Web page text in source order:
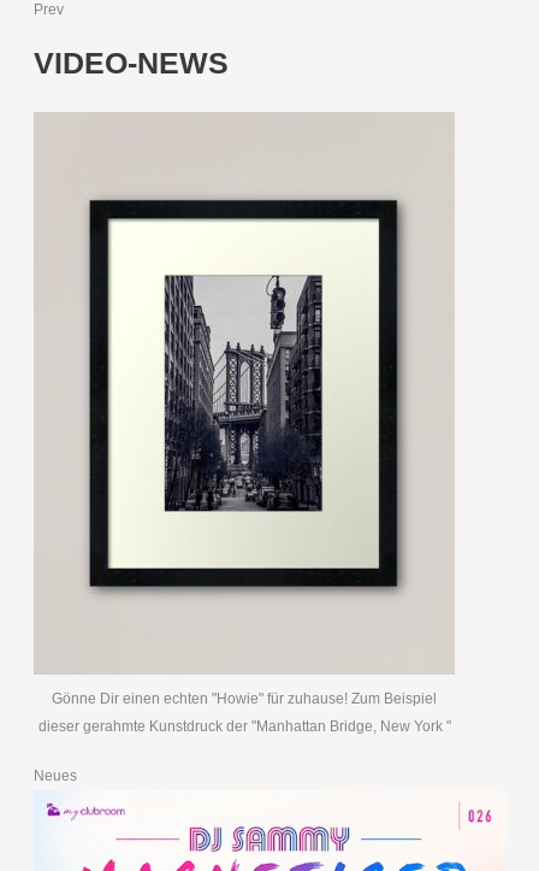
Prev
VIDEO-NEWS
Gönne Dir einen echten "Howie" für zuhause! Zum Beispiel
dieser gerahmte Kunstdruck der "Manhattan Bridge, New York "
Neues